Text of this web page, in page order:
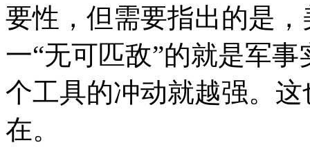
要性，但需要指出的是
一“无可匹敌”的就是军
个工具的冲动就越强。
在。